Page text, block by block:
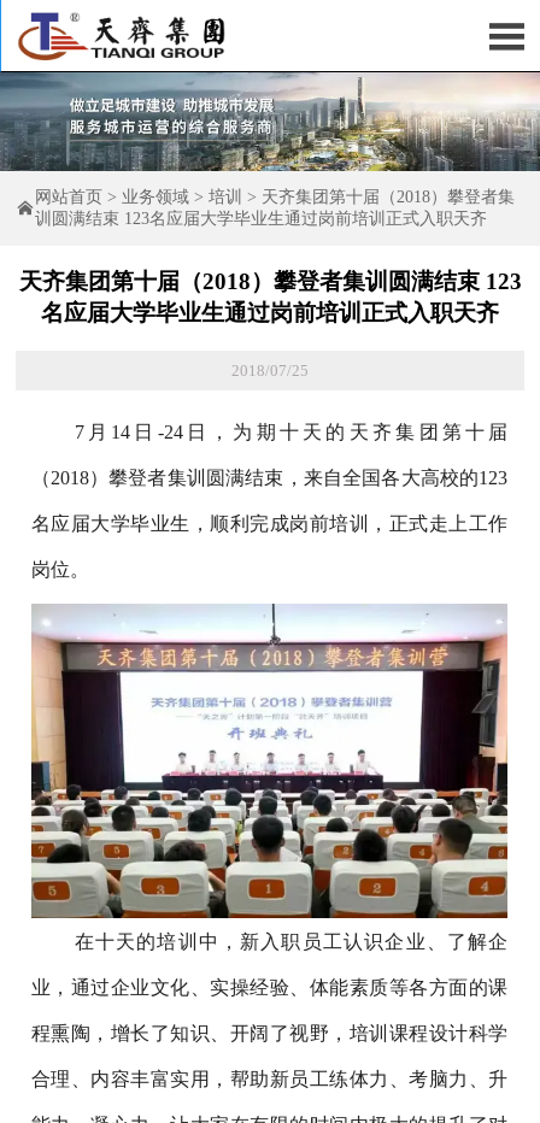


网站首页 > 业务领域 > 培训 > 天齐集团第十届（2018）攀登者集
训圆满结束 123名应届大学毕业生通过岗前培训正式入职天齐
天齐集团第十届（2018）攀登者集训圆满结束 123
名应届大学毕业生通过岗前培训正式入职天齐
2018/07/25
7月14日-24日，为期十天的天齐集团第十届
（2018）攀登者集训圆满结束，来自全国各大高校的123
名应届大学毕业生，顺利完成岗前培训，正式走上工作
岗位。
在十天的培训中，新入职员工认识企业、了解企
业，通过企业文化、实操经验、体能素质等各方面的课
程熏陶，增长了知识、开阔了视野，培训课程设计科学
合理、内容丰富实用，帮助新员工练体力、考脑力、升